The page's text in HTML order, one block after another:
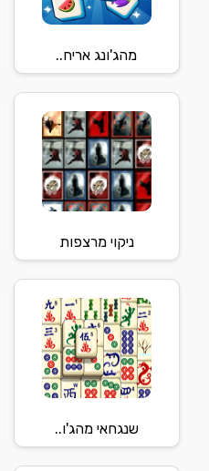
מהג'ונג אריח..
ניקוי מרצפות
שנגחאי מהג'ו..